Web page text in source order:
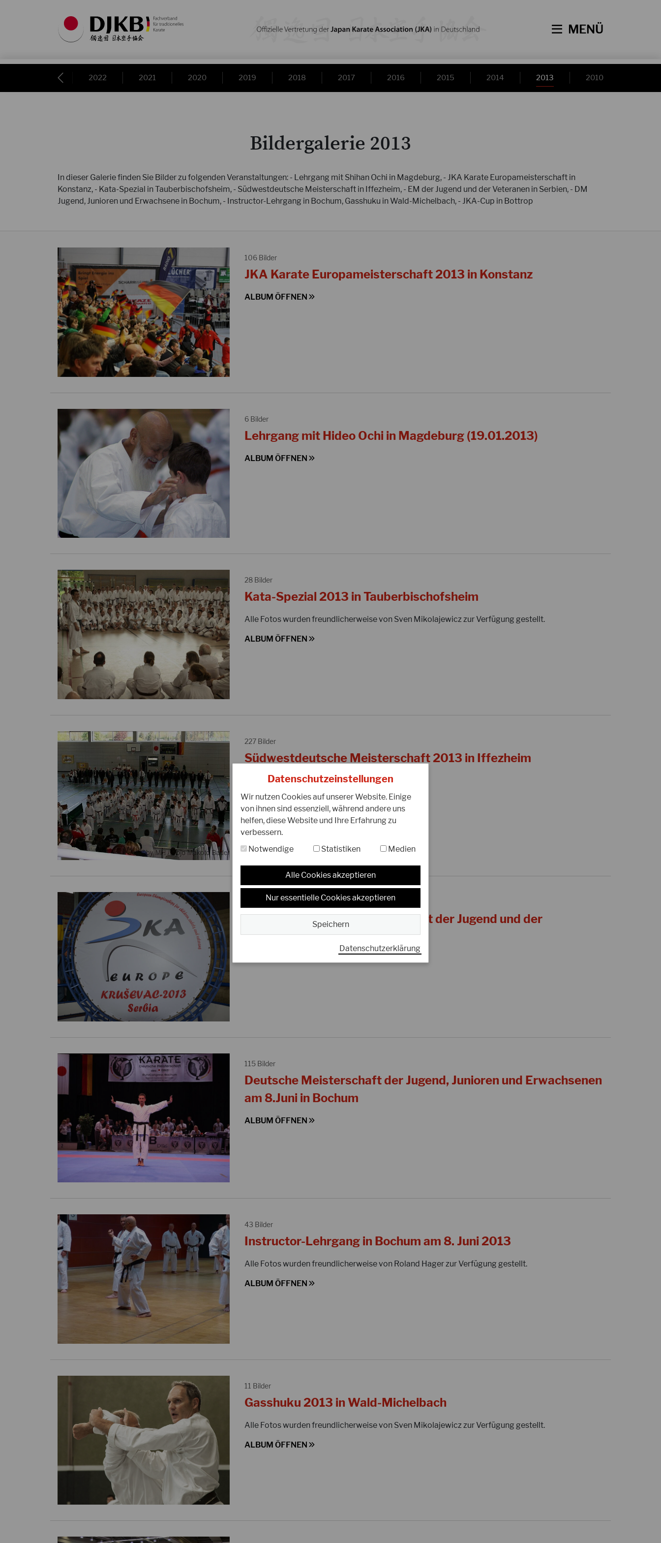
Datenschutzeinstellungen
Wir nutzen Cookies auf unserer Website. Einige
von ihnen sind essenziell, während andere uns
helfen, diese Website und Ihre Erfahrung zu
verbessern.
Notwendige
Statistiken Medien
Alle Cookies akzeptieren
Nur essentielle Cookies akzeptieren
Speichern
Datenschutzerklärung
MENÜ
2022 2021 2020 2019 2018 2017 2016 2015 2014 2013 2010
Bildergalerie 2013
In dieser Galerie finden Sie Bilder zu folgenden Veranstaltungen: - Lehrgang mit Shihan Ochi in Magdeburg, - JKA Karate Europameisterschaft in
Konstanz, - Kata-Spezial in Tauberbischofsheim, - Südwestdeutsche Meisterschaft in Iffezheim, - EM der Jugend und der Veteranen in Serbien, - DM
Jugend, Junioren und Erwachsene in Bochum, - Instructor-Lehrgang in Bochum, Gasshuku in Wald-Michelbach, - JKA-Cup in Bottrop
106 Bilder
JKA Karate Europameisterschaft 2013 in Konstanz
ALBUM ÖFFNEN
6 Bilder
Lehrgang mit Hideo Ochi in Magdeburg (19.01.2013)
ALBUM ÖFFNEN
28 Bilder
Kata-Spezial 2013 in Tauberbischofsheim
Alle Fotos wurden freundlicherweise von Sven Mikolajewicz zur Verfügung gestellt.
ALBUM ÖFFNEN
227 Bilder
Südwestdeutsche Meisterschaft 2013 in Iffezheim
ALBUM ÖFFNEN
45 Bilder
JKA Karate Europameisterschaft der Jugend und der
Veteranen 2013 in Serbien
115 Bilder
Deutsche Meisterschaft der Jugend, Junioren und Erwachsenen
am 8.Juni in Bochum
ALBUM ÖFFNEN
43 Bilder
Instructor-Lehrgang in Bochum am 8. Juni 2013
Alle Fotos wurden freundlicherweise von Roland Hager zur Verfügung gestellt.
ALBUM ÖFFNEN
11 Bilder
Gasshuku 2013 in Wald-Michelbach
Alle Fotos wurden freundlicherweise von Sven Mikolajewicz zur Verfügung gestellt.
ALBUM ÖFFNEN